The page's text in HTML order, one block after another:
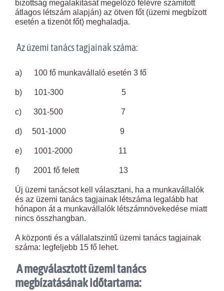
bizottság megalakítását megelőző félévre számított
átlagos létszám alapján) az ötven főt (üzemi megbízott
esetén a tizenöt főt) meghaladja.
Az üzemi tanács tagjainak száma:
a) 100 fő munkavállaló esetén 3 fő
b) 101-300 5
c) 301-500 7
d) 501-1000 9
e) 1001-2000 11
f) 2001 fő felett 13
Új üzemi tanácsot kell választani, ha a munkavállalók
és az üzemi tanács tagjainak létszáma legalább hat
hónapon át a munkavállalók létszámnövekedése miatt
nincs összhangban.
A központi és a vállalatszintű üzemi tanács tagjainak
száma: legfeljebb 15 fő lehet.
A megválasztott üzemi tanács
megbízatásának időtartama: